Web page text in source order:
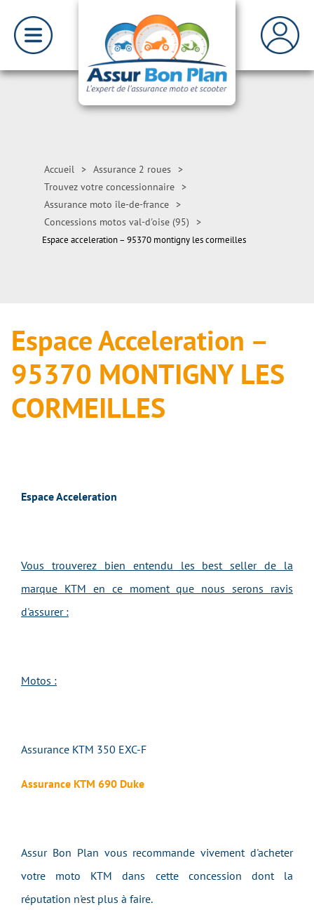
Accueil > Assurance 2 roues >
Trouvez votre concessionnaire >
Assurance moto île-de-france >
Concessions motos val-d'oise (95)
>
Espace acceleration – 95370 montigny les cormeilles
Espace Acceleration –
95370 MONTIGNY LES
CORMEILLES
Espace Acceleration
Vous trouverez bien entendu les best seller de la
marque KTM en ce moment que nous serons ravis
d'assurer :
Motos :
Assurance KTM 350 EXC-F
Assurance KTM 690 Duke
Assur Bon Plan vous recommande vivement d'acheter
votre moto KTM dans cette concession dont la
réputation n'est plus à faire.